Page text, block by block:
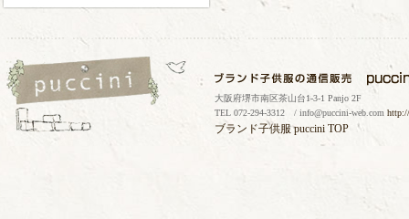
大阪府堺市南区茶山台1-3-1 Panjo 2F
TEL 072-294-3312 / info@puccini-web.com
ブランド子供服puccini TOP